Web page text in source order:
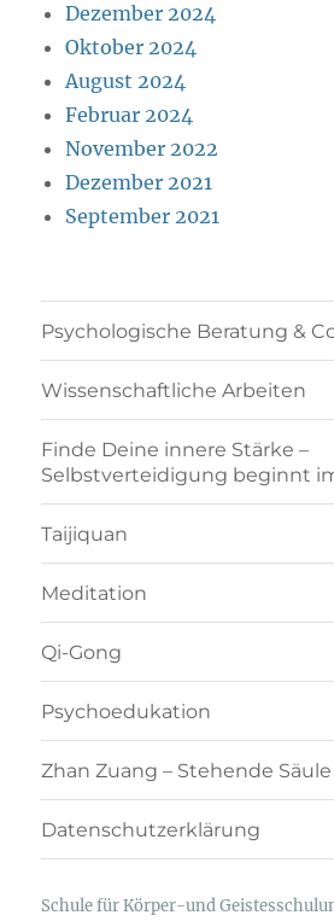
Dezember 2024
Oktober 2024
August 2024
Februar 2024
November 2022
Dezember 2021
September 2021
Psychologische Beratung &
Wissenschaftliche Arbeiten
Finde Deine innere Stärke –
Selbstverteidigung beginnt
Taijiquan
Meditation
Qi-Gong
Psychoedukation
Zhan Zuang – Stehende Säule
Datenschutzerklärung
Schule für Körper-und